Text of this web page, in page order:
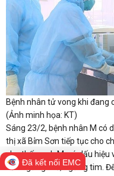
Bệnh nhân tử vong khi đang
(Ảnh minh họa: KT)
Sáng 23/2, bệnh nhân M có
thị xã Bỉm Sơn tiếp tục cho
cho thấy, anh M. có dấu
cơn ngưng thở, ngừng tim.
Đã kết nối EMC